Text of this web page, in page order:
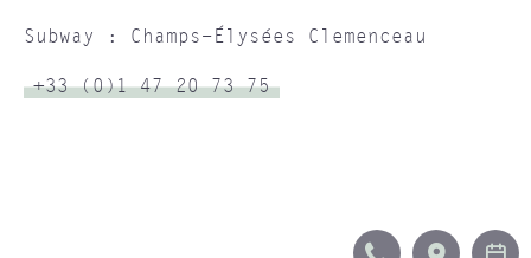
Subway : Champs-Élysées Clemenceau
+33 (0)1 47 20 73 75
CALL